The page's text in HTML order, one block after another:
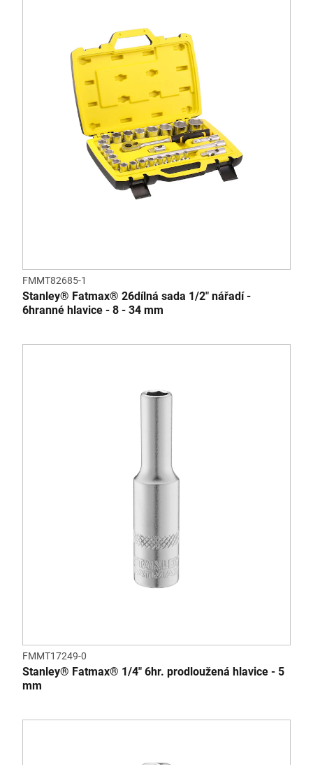
FMMT82685-1
Stanley® Fatmax® 26dílná sada 1/2" nářadí -
6hranné hlavice - 8 - 34 mm
FMMT17249-0
Stanley® Fatmax® 1/4" 6hr. prodloužená hlavice - 5
mm